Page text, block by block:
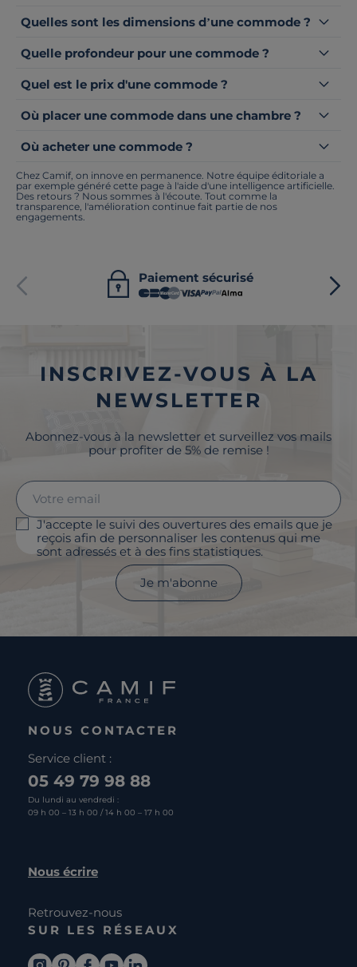
Quelles sont les dimensions d’une commode ?
Quelle profondeur pour une commode ?
Quel est le prix d'une commode ?
Où placer une commode dans une chambre ?
Où acheter une commode ?
Chez Camif, on innove en permanence. Notre équipe éditoriale a
par exemple généré cette page à l'aide d'une intelligence artificielle.
Des retours ? Nous sommes à l'écoute. Tout comme la
transparence, l'amélioration continue fait partie de nos
engagements.
Paiement sécurisé
INSCRIVEZ-VOUS À LA
NEWSLETTER
Abonnez-vous à la newsletter et surveillez vos mails
pour profiter de 5% de remise !
J'accepte le suivi des ouvertures des emails que je
reçois afin de personnaliser les contenus qui me
sont adressés et à des fins statistiques.
Je m'abonne
NOUS CONTACTER
Service client :
05 49 79 98 88
Du lundi au vendredi :
09 h 00 – 13 h 00 / 14 h 00 – 17 h 00
Nous écrire
Retrouvez-nous
SUR LES RÉSEAUX